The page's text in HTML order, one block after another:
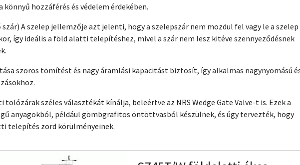
hozzáférés és védelem érdekében.
szár) A szelep jellemzője azt jelenti, hogy a szelepszár nem mozdul fel vagy le a szelep
így ideális a föld alatti telepítéshez, mivel a szár nem lesz kitéve szennyeződésnek
szoros tömítést és nagy áramlási kapacitást biztosít, így alkalmas nagynyomású
tolózárak széles választékát kínálja, beleértve az NRS Wedge Gate Valve-t is. Ezek a
anyagokból, például gömbgrafitos öntöttvasból készülnek, és úgy tervezték, hogy
telepítés zord körülményeinek.